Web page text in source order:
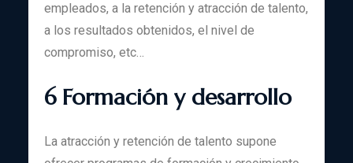
empleados, a la retención y atracción de talento,
a los resultados obtenidos, el nivel de
compromiso, etc…
6 Formación y desarrollo
La atracción y retención de talento supone